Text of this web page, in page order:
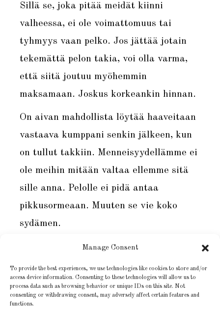
Manage Consent
To provide the best experiences, we use technologies like cookies to store and/or
access device information. Consenting to these technologies will allow us to
process data such as browsing behavior or unique IDs on this site. Not
consenting or withdrawing consent, may adversely affect certain features and
functions.
Sillä se, joka pitää meidät kiinni
valheessa, ei ole voimattomuus tai
tyhmyys vaan pelko. Jos jättää jotain
tekemättä pelon takia, voi olla varma,
että siitä joutuu myöhemmin
maksamaan. Joskus korkeankin hinnan.
On aivan mahdollista löytää haaveitaan
vastaava kumppani senkin jälkeen, kun
on tullut takkiin. Menneisyydellämme ei
ole meihin mitään valtaa ellemme sitä
sille anna. Pelolle ei pidä antaa
pikkusormeaan. Muuten se vie koko
sydämen.
Se, että matkan varrella saattaa
törmätä suklaasydämeen aidon sijaan, ei
suinkaan tarkoita, etteikö aitojakin
olisi. Se tarkoittaa vain, että on